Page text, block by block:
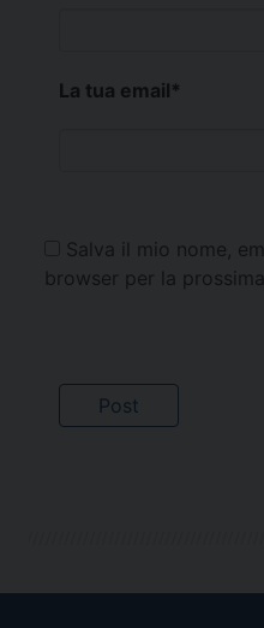
La tua email*
Salva il mio nome,
browser per la